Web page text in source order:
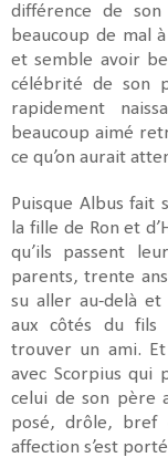
différence de
beaucoup de mal
et semble avoir
célébrité de son
rapidement
beaucoup aimé
ce qu’on aurait
Puisque Albus fait
la fille de Ron et
qu’ils passent
parents, trente
su aller au-delà et
aux côtés du fils
trouver un ami.
avec Scorpius qui
celui de son père
posé, drôle, bref
affection s’est